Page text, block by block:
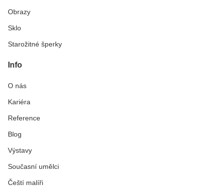
Obrazy
Sklo
Starožitné šperky
Info
O nás
Kariéra
Reference
Blog
Výstavy
Současní umělci
Čeští malíři